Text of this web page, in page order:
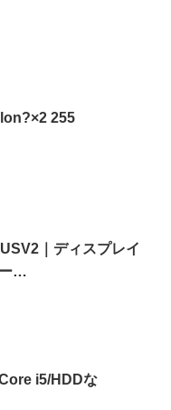
255
｜ディスプレイ
ー…
i5/HDDな